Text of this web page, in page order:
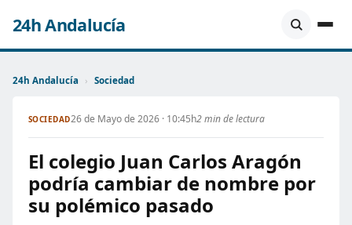
24h Andalucía
24h Andalucía › Sociedad
SOCIEDAD26 de Mayo de 2026 · 10:45h2 min de lectura
El colegio Juan Carlos Aragón
podría cambiar de nombre por
su polémico pasado